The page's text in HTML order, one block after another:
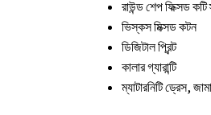
রাউন্ড শেপ ফিক্সড কটি
ভিস্কস মিক্সড কটন
ডিজিটাল প্রিন্ট
কালার গ্যারান্টি
ম্যাটারনিটি ড্রেস,